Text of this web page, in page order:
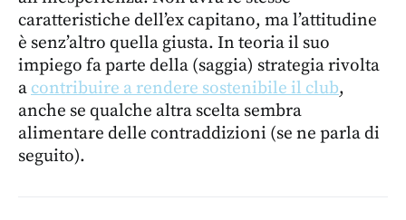
caratteristiche dell’ex capitano, ma l’attitudine
è senz’altro quella giusta. In teoria il suo
impiego fa parte della (saggia) strategia rivolta
a contribuire a rendere sostenibile il club,
anche se qualche altra scelta sembra
alimentare delle contraddizioni (se ne parla di
seguito).